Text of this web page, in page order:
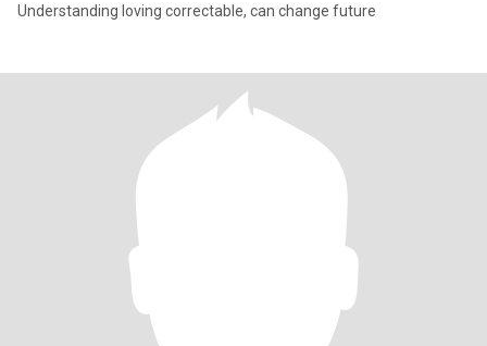
Understanding loving correctable, can change future